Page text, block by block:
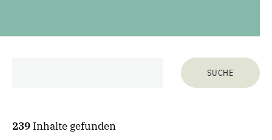
239 Inhalte gefunden